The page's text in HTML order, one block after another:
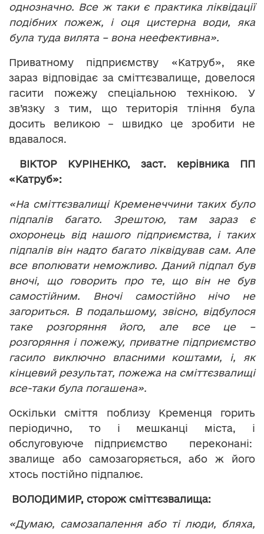
однозначно. Все ж таки є практика ліквідації
подібних пожеж, і оця цистерна води, яка
була туда вилята – вона неефективна».
Приватному підприємству «Катруб», яке
зараз відповідає за сміттєзвалище, довелося
гасити пожежу спеціальною технікою. У
зв’язку з тим, що територія тління була
досить великою – швидко це зробити не
вдавалося.
ВІКТОР КУРІНЕНКО, заст. керівника ПП
«Катруб»:
«На сміттєзвалищі Кременеччини таких було
підпалів багато. Зрештою, там зараз є
охоронець від нашого підприємства, і таких
підпалів він надто багато ліквідував сам. Але
все вполювати неможливо. Даний підпал був
вночі, що говорить про те, що він не був
самостійним. Вночі самостійно нічо не
загориться. В подальшому, звісно, відбулося
таке розгоряння його, але все це –
розгоряння і пожежу, приватне підприємство
гасило виключно власними коштами, і, як
кінцевий результат, пожежа на сміттєзвалищі
все-таки була погашена».
Оскільки сміття поблизу Кременця горить
періодично, то і мешканці міста, і
обслуговуюче підприємство переконані:
звалище або самозагоряється, або ж його
хтось постійно підпалює.
ВОЛОДИМИР, сторож сміттєзвалища:
«Думаю, самозапалення або ті люди, бляха,